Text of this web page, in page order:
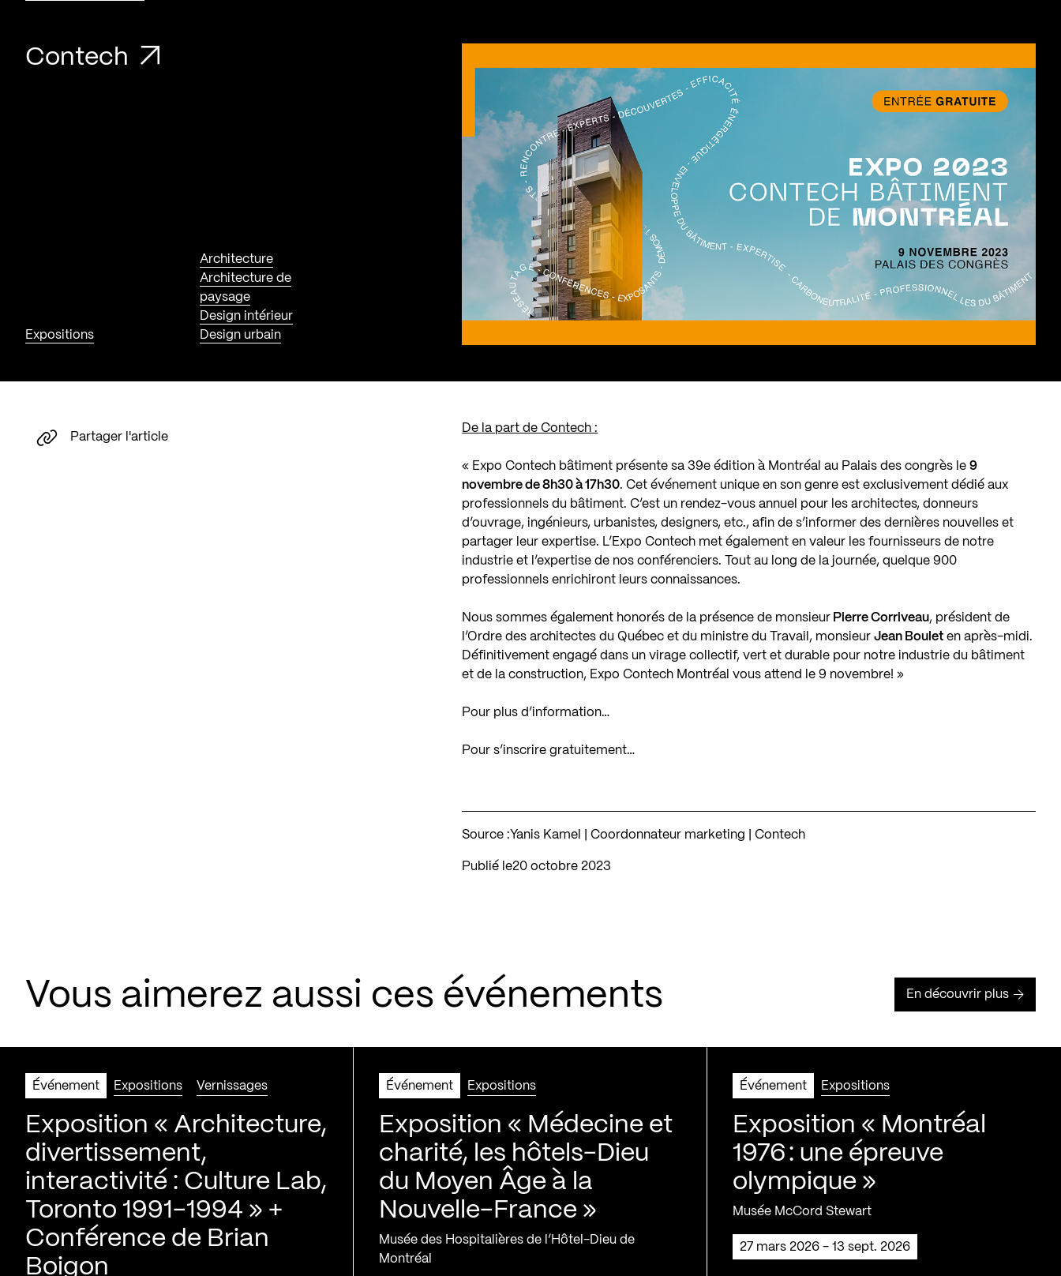
Contech
Expositions
Architecture
Architecture de
paysage
Design intérieur
Design urbain
De la part de Contech :
« Expo Contech bâtiment présente sa 39e édition à Montréal au Palais des congrès le9
novembre de 8h30 à 17h30. Cet événement unique en son genre est exclusivement dédié aux
professionnels du bâtiment. C’est un rendez-vous annuel pour les architectes, donneurs
d’ouvrage, ingénieurs, urbanistes, designers, etc., afin de s’informer des dernières nouvelles et
partager leur expertise. L’Expo Contech met également en valeur les fournisseurs de notre
industrie et l’expertise de nos conférenciers. Tout au long de la journée, quelque 900
professionnels enrichiront leurs connaissances.
Nous sommes également honorés de la présence de monsieur Pierre Corriveau, président de
l’Ordre des architectes du Québec et du ministre du Travail, monsieurJean Boulet en après-midi.
Définitivement engagé dans un virage collectif, vert et durable pour notre industrie du bâtiment
et de la construction, Expo Contech Montréal vous attend le 9 novembre! »
Pour plus d’information…
Pour s’inscrire gratuitement…
Source :Yanis Kamel | Coordonnateur marketing | Contech
Publié le 20 octobre 2023
Partager l'article
Vous aimerez aussi ces événements En découvrir plus
Événement Expositions Vernissages
Exposition « Architecture,
divertissement,
interactivité : Culture Lab,
Toronto 1991-1994 » +
Conférence de Brian
Boigon
Événement Expositions
Exposition « Médecine et
charité, les hôtels-Dieu
du Moyen Âge à la
Nouvelle-France »
Musée des Hospitalières de l’Hôtel-Dieu de
Montréal
Événement Expositions
Exposition « Montréal
1976 : une épreuve
olympique »
Musée McCord Stewart
27 mars 2026 - 13 sept. 2026